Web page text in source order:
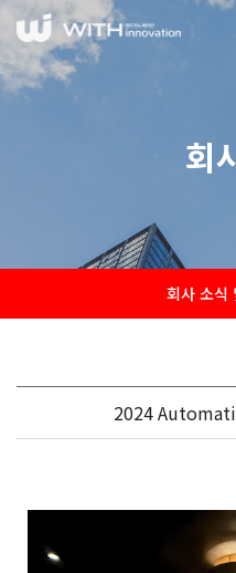
회
회사 소식
2024